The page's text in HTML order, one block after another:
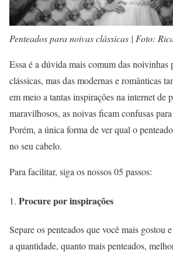
Penteados para noivas clássicas | Foto:
Essa é a dúvida mais comum das noivinhas
clássicas, mas das modernas e românticas
em meio a tantas inspirações na internet de
maravilhosos, as noivas ficam confusas
Porém, a única forma de ver qual o
no seu cabelo.
Para facilitar, siga os nossos 05 passos:
Procure por inspirações
Separe os penteados que você mais gostou
a quantidade, quanto mais penteados,